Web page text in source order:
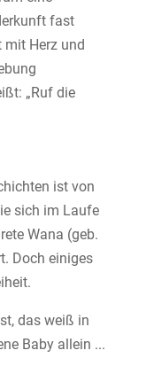
fast
mit Herz und
„Ruf die
ist von
sich im Laufe
Wana (geb.
Doch einiges
das weiß in
Baby allein ...